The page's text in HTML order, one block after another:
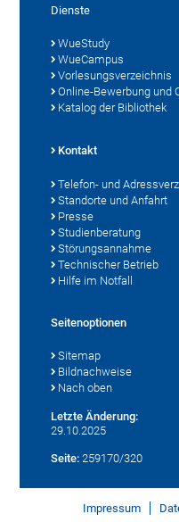
Dienste
WueStudy
WueCampus
Vorlesungsverzeichnis
Online-Bewerbung und
Katalog der Bibliothek
Kontakt
Telefon- und
Standorte und Anfahrt
Presse
Studienberatung
Störungsannahme
Technischer Betrieb
Hilfe im Notfall
Seitenoptionen
Sitemap
Bildnachweise
Nach oben
Letzte Änderung:
29.10.2025
Seite: 259170/320
Impressum